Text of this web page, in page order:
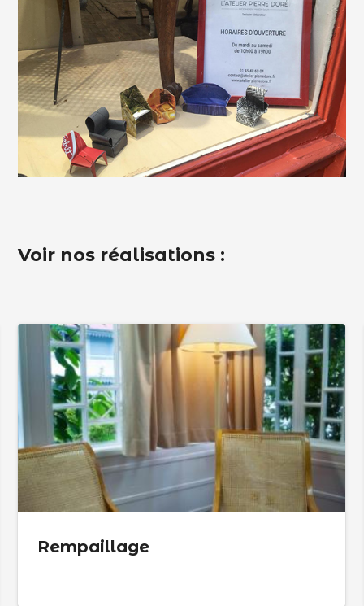
Voir nos réalisations :
Rempaillage